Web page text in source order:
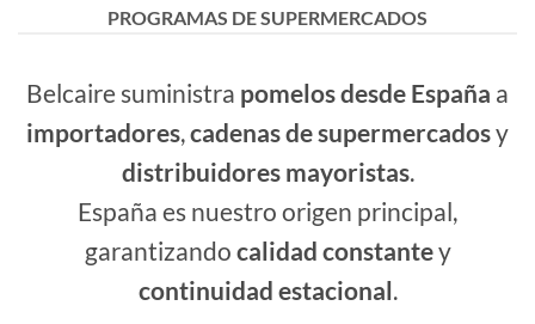
PROGRAMAS DE SUPERMERCADOS
Belcaire suministra pomelos desde España a
importadores,cadenas de supermercadosy
distribuidores mayoristas.
España es nuestro origen principal,
garantizando calidad constantey
continuidad estacional.